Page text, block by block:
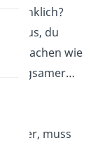
draus, du
machen wie
langsamer…
Alter, muss